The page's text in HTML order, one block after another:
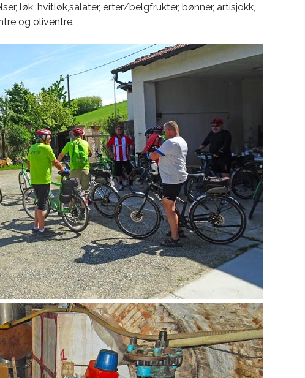
løk, hvitløk,salater, erter/belgfrukter, bønner, artisjokk,
og oliventre.